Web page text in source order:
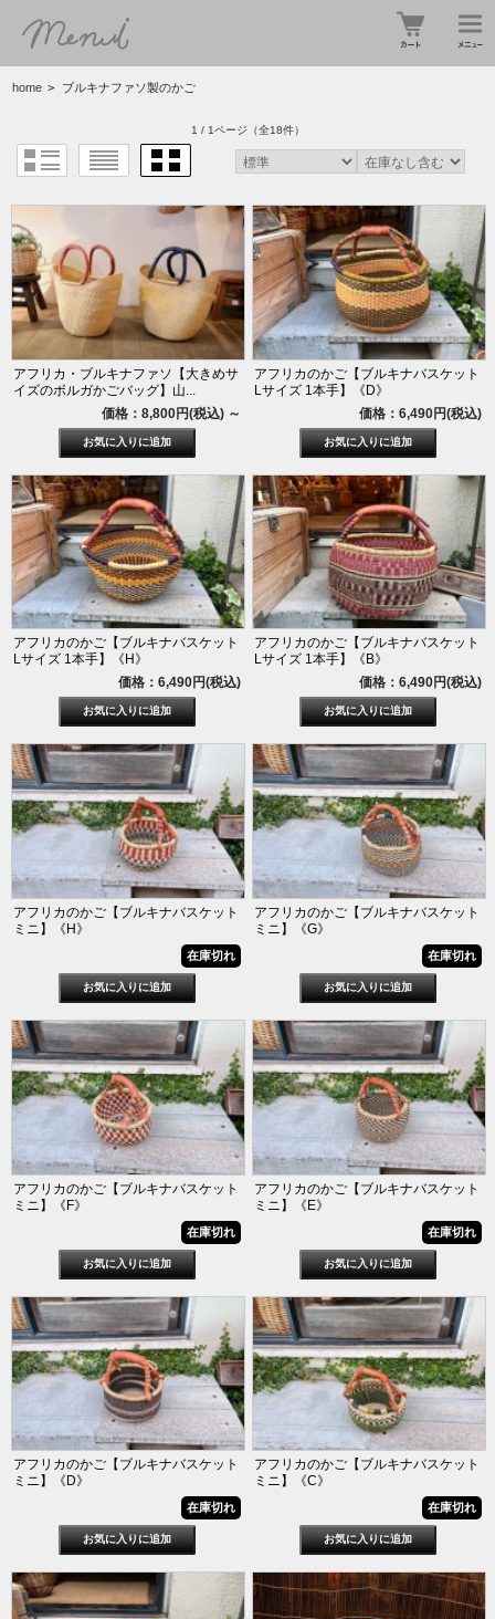
home > ブルキナファソ製のかご
1 / 1ページ （全18件）
アフリカ・ブルキナファソ【大きめサ
イズのボルガかごバッグ】山...
価格：8,800円(税込) ～
アフリカのかご【ブルキナバスケット
Lサイズ 1本手】《D》
価格：6,490円(税込)
アフリカのかご【ブルキナバスケット
Lサイズ 1本手】《H》
価格：6,490円(税込)
アフリカのかご【ブルキナバスケット
Lサイズ 1本手】《B》
価格：6,490円(税込)
アフリカのかご【ブルキナバスケット
ミニ】《H》
在庫切れ
アフリカのかご【ブルキナバスケット
ミニ】《G》
在庫切れ
アフリカのかご【ブルキナバスケット
ミニ】《F》
在庫切れ
アフリカのかご【ブルキナバスケット
ミニ】《E》
在庫切れ
アフリカのかご【ブルキナバスケット
ミニ】《D》
在庫切れ
アフリカのかご【ブルキナバスケット
ミニ】《C》
在庫切れ